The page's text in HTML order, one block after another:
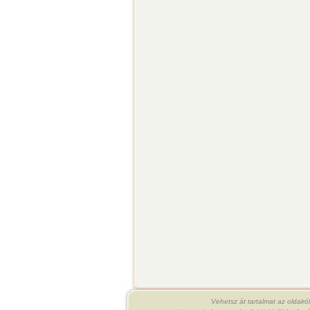
Vehetsz át tartalmat az